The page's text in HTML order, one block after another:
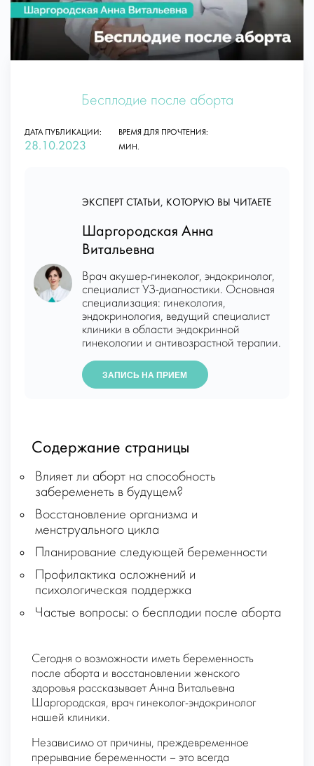
Бесплодие после аборта
ДАТА ПУБЛИКАЦИИ:
28.10.2023
ВРЕМЯ ДЛЯ ПРОЧТЕНИЯ:
МИН.
ЭКСПЕРТ СТАТЬИ, КОТОРУЮ ВЫ ЧИТАЕТЕ
Шаргородская Анна
Витальевна
Врач акушер-гинеколог, эндокринолог,
специалист УЗ-диагностики. Основная
специализация: гинекология,
эндокринология, ведущий специалист
клиники в области эндокринной
гинекологии и антивозрастной терапии.
ЗАПИСЬ НА ПРИЕМ
Содержание страницы
Влияет ли аборт на способность
забеременеть в будущем?
Восстановление организма и
менструального цикла
Планирование следующей беременности
Профилактика осложнений и
психологическая поддержка
Частые вопросы: о бесплодии после аборта
Сегодня о возможности иметь беременность
после аборта и восстановлении женского
здоровья рассказывает Анна Витальевна
Шаргородская, врач гинеколог-эндокринолог
нашей клиники.
Независимо от причины, преждевременное
прерывание беременности – это всегда